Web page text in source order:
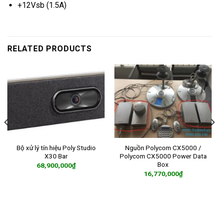
+12Vsb (1.5A)
RELATED PRODUCTS
Bộ xử lý tín hiệu Poly Studio
X30 Bar
68,900,000₫
Nguồn Polycom CX5000 /
Polycom CX5000 Power Data
Box
16,770,000₫